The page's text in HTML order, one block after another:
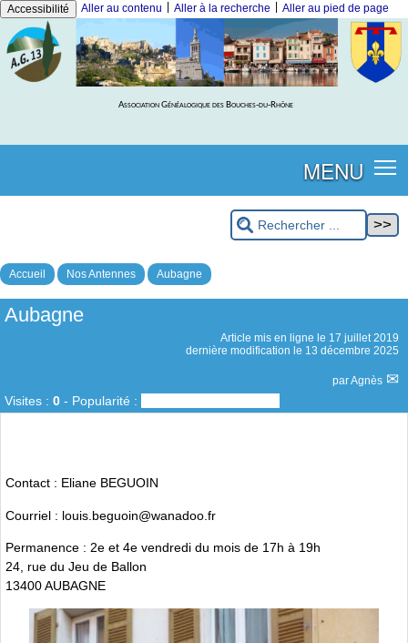
Accessibilité Aller au contenu Aller à la recherche Aller au pied de page
Association Généalogique des Bouches-du-Rhône
MENU
Accueil Nos Antennes Aubagne
Aubagne
Article mis en ligne le 17 juillet 2019
dernière modification le 13 décembre 2025
parAgnès
Visites : 0 - Popularité :
Contact : Eliane BEGUOIN
Courriel : louis.beguoin@wanadoo.fr
Permanence : 2e et 4e vendredi du mois de 17h à 19h
24, rue du Jeu de Ballon
13400 AUBAGNE